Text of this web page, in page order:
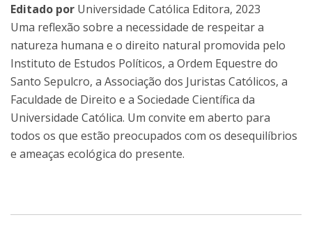
Editado por Universidade Católica Editora, 2023
Uma reflexão sobre a necessidade de respeitar a
natureza humana e o direito natural promovida pelo
Instituto de Estudos Políticos, a Ordem Equestre do
Santo Sepulcro, a Associação dos Juristas Católicos, a
Faculdade de Direito e a Sociedade Científica da
Universidade Católica. Um convite em aberto para
todos os que estão preocupados com os desequilíbrios
e ameaças ecológica do presente.